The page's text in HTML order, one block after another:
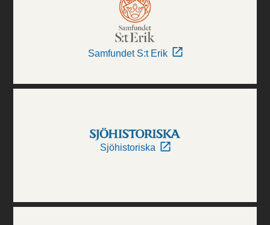
Samfundet S:t Erik
Sjöhistoriska